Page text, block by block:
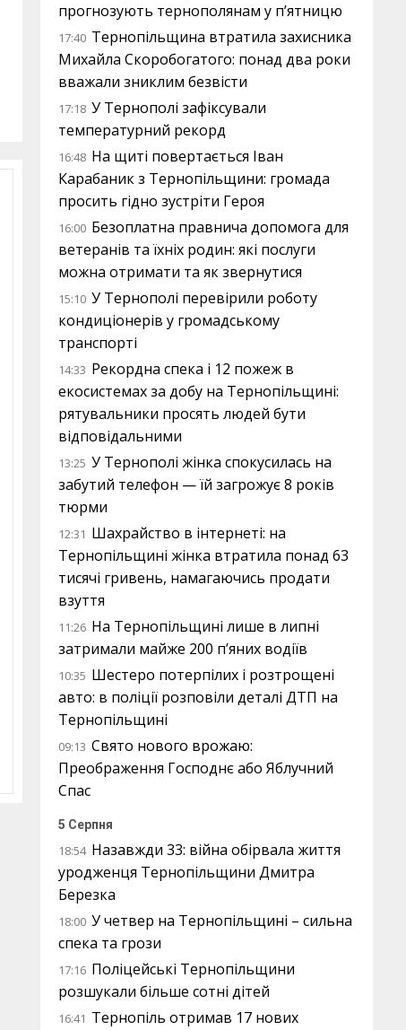
прогнозують тернополянам у п’ятницю
17:40 Тернопільщина втратила захисника
Михайла Скоробогатого: понад два роки
вважали зниклим безвісти
17:18 У Тернополі зафіксували
температурний рекорд
16:48 На щиті повертається Іван
Карабаник з Тернопільщини: громада
просить гідно зустріти Героя
16:00 Безоплатна правнича допомога для
ветеранів та їхніх родин: які послуги
можна отримати та як звернутися
15:10 У Тернополі перевірили роботу
кондиціонерів у громадському
транспорті
14:33 Рекордна спека і 12 пожеж в
екосистемах за добу на Тернопільщині:
рятувальники просять людей бути
відповідальними
13:25 У Тернополі жінка спокусилась на
забутий телефон — їй загрожує 8 років
тюрми
12:31 Шахрайство в інтернеті: на
Тернопільщині жінка втратила понад 63
тисячі гривень, намагаючись продати
взуття
11:26 На Тернопільщині лише в липні
затримали майже 200 п’яних водіїв
10:35 Шестеро потерпілих і розтрощені
авто: в поліції розповіли деталі ДТП на
Тернопільщині
09:13 Свято нового врожаю:
Преображення Господнє або Яблучний
Спас
5 Серпня
18:54 Назавжди 33: війна обірвала життя
уродженця Тернопільщини Дмитра
Березка
18:00 У четвер на Тернопільщині – сильна
спека та грози
17:16 Поліцейські Тернопільщини
розшукали більше сотні дітей
16:41 Тернопіль отримав 17 нових